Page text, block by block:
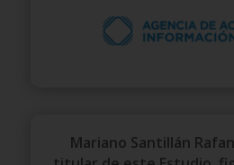
Mariano Santillán